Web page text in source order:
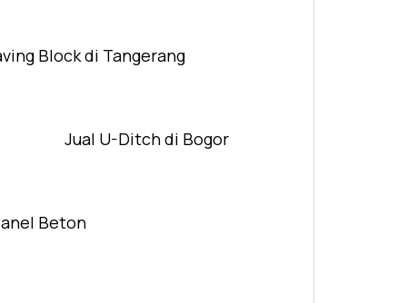
Block di Tangerang
Jual U-Ditch di Bogor
Beton